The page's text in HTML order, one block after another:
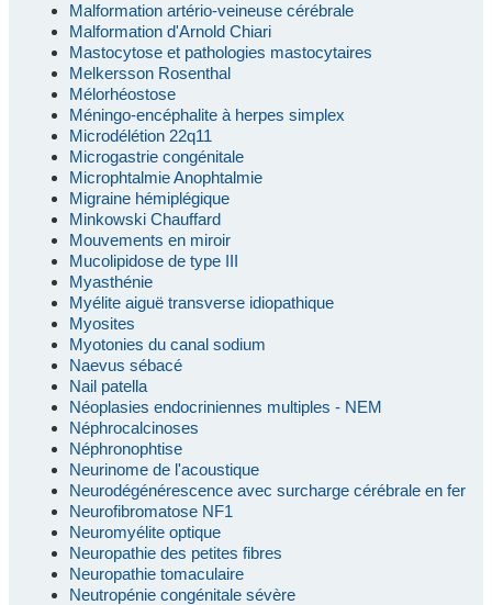
Malformation artério-veineuse cérébrale
Malformation d'Arnold Chiari
Mastocytose et pathologies mastocytaires
Melkersson Rosenthal
Mélorhéostose
Méningo-encéphalite à herpes simplex
Microdélétion 22q11
Microgastrie congénitale
Microphtalmie Anophtalmie
Migraine hémiplégique
Minkowski Chauffard
Mouvements en miroir
Mucolipidose de type III
Myasthénie
Myélite aiguë transverse idiopathique
Myosites
Myotonies du canal sodium
Naevus sébacé
Nail patella
Néoplasies endocriniennes multiples - NEM
Néphrocalcinoses
Néphronophtise
Neurinome de l'acoustique
Neurodégénérescence avec surcharge cérébrale en fer
Neurofibromatose NF1
Neuromyélite optique
Neuropathie des petites fibres
Neuropathie tomaculaire
Neutropénie congénitale sévère